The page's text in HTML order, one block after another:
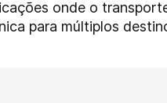
onde o
para múltiplos